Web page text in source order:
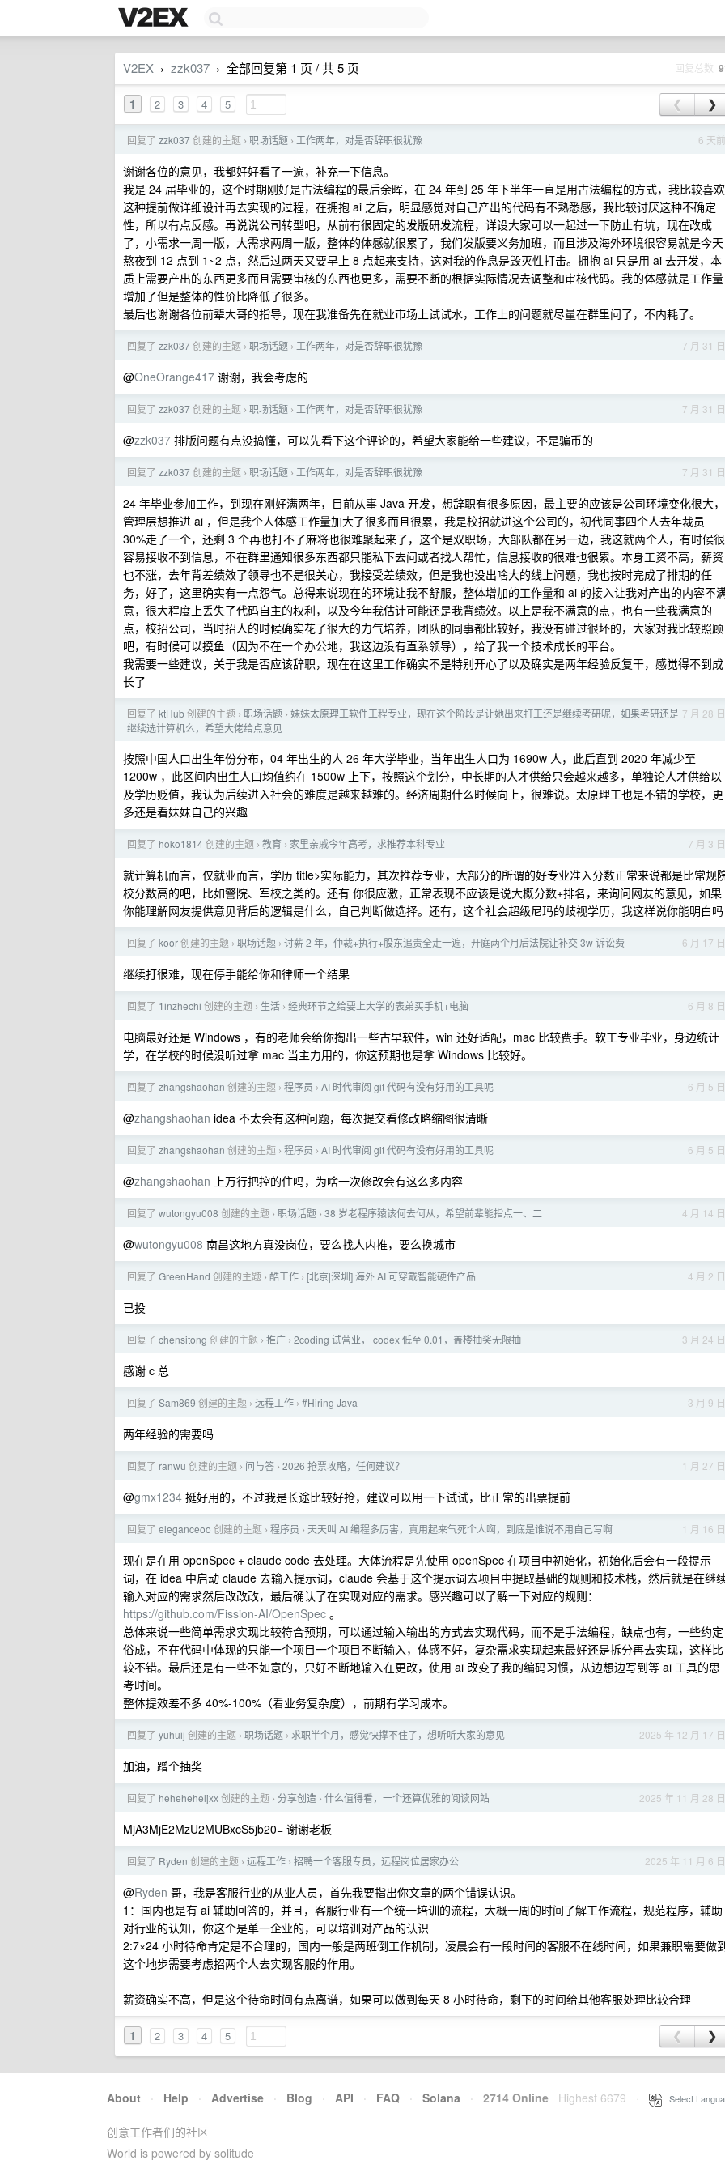
V2EX › zzk037 › 全部回复第 1 页 / 共 5 页 回复总数
1 2 3 4 5 ❮ ❯
6 天前
回复了 zzk037创建的主题 › 职场话题 › 工作两年，对是否辞职很犹豫
谢谢各位的意见，我都好好看了一遍，补充一下信息。
我是 24 届毕业的，这个时期刚好是古法编程的最后余晖，在 24 年到 25 年下半年一直是用古法编程的方式，我比较喜欢
这种提前做详细设计再去实现的过程，在拥抱 ai 之后，明显感觉对自己产出的代码有不熟悉感，我比较讨厌这种不确定
性，所以有点反感。再说说公司转型吧，从前有很固定的发版研发流程，详设大家可以一起过一下防止有坑，现在改成
了，小需求一周一版，大需求两周一版，整体的体感就很累了，我们发版要义务加班，而且涉及海外环境很容易就是今天
熬夜到 12 点到 1~2 点，然后过两天又要早上 8 点起来支持，这对我的作息是毁灭性打击。拥抱 ai 只是用 ai 去开发，本
质上需要产出的东西更多而且需要审核的东西也更多，需要不断的根据实际情况去调整和审核代码。我的体感就是工作量
增加了但是整体的性价比降低了很多。
最后也谢谢各位前辈大哥的指导，现在我准备先在就业市场上试试水，工作上的问题就尽量在群里问了，不内耗了。
7 月 31 日
回复了 zzk037创建的主题 › 职场话题 › 工作两年，对是否辞职很犹豫
@OneOrange417 谢谢，我会考虑的
7 月 31 日
回复了 zzk037创建的主题 › 职场话题 › 工作两年，对是否辞职很犹豫
@zzk037 排版问题有点没搞懂，可以先看下这个评论的，希望大家能给一些建议，不是骗币的
7 月 31 日
回复了 zzk037创建的主题 › 职场话题 › 工作两年，对是否辞职很犹豫
24 年毕业参加工作，到现在刚好满两年，目前从事 Java 开发，想辞职有很多原因，最主要的应该是公司环境变化很大，
管理层想推进 ai ，但是我个人体感工作量加大了很多而且很累，我是校招就进这个公司的，初代同事四个人去年裁员
30%走了一个，还剩 3 个再也打不了麻将也很难聚起来了，这个是双职场，大部队都在另一边，我这就两个人，有时候很
容易接收不到信息，不在群里通知很多东西都只能私下去问或者找人帮忙，信息接收的很难也很累。本身工资不高，薪资
也不涨，去年背差绩效了领导也不是很关心，我接受差绩效，但是我也没出啥大的线上问题，我也按时完成了排期的任
务，好了，这里确实有一点怨气。总得来说现在的环境让我不舒服，整体增加的工作量和 ai 的接入让我对产出的内容不
意，很大程度上丢失了代码自主的权利，以及今年我估计可能还是我背绩效。以上是我不满意的点，也有一些我满意的
点，校招公司，当时招人的时候确实花了很大的力气培养，团队的同事都比较好，我没有碰过很坏的，大家对我比较照顾
吧，有时候可以摸鱼（因为不在一个办公地，我这边没有直系领导），给了我一个技术成长的平台。
我需要一些建议，关于我是否应该辞职，现在在这里工作确实不是特别开心了以及确实是两年经验反复干，感觉得不到成
长了
7 月 28 日
回复了 ktHub创建的主题 › 职场话题 › 妹妹太原理工软件工程专业，现在这个阶段是让她出来打工还是继续考研呢，如果考研还是
继续选计算机么，希望大佬给点意见
按照中国人口出生年份分布，04 年出生的人 26 年大学毕业，当年出生人口为 1690w 人，此后直到 2020 年减少至
1200w ，此区间内出生人口均值约在 1500w 上下，按照这个划分，中长期的人才供给只会越来越多，单独论人才供给以
及学历贬值，我认为后续进入社会的难度是越来越难的。经济周期什么时候向上，很难说。太原理工也是不错的学校，更
多还是看妹妹自己的兴趣
7 月 3 日
回复了 hoko1814创建的主题 › 教育 › 家里亲戚今年高考，求推荐本科专业
就计算机而言，仅就业而言，学历 title>实际能力，其次推荐专业，大部分的所谓的好专业准入分数正常来说都是比常规
校分数高的吧，比如警院、军校之类的。还有 你很应激，正常表现不应该是说大概分数+排名，来询问网友的意见，如果
你能理解网友提供意见背后的逻辑是什么，自己判断做选择。还有，这个社会超级尼玛的歧视学历，我这样说你能明白吗
6 月 17 日
回复了 koor创建的主题 › 职场话题 › 讨薪 2 年，仲裁+执行+股东追责全走一遍，开庭两个月后法院让补交 3w 诉讼费
继续打很难，现在停手能给你和律师一个结果
6 月 8 日
回复了 1inzhechi 创建的主题 › 生活 › 经典环节之给要上大学的表弟买手机+电脑
电脑最好还是 Windows ，有的老师会给你掏出一些古早软件，win 还好适配，mac 比较费手。软工专业毕业，身边统计
学，在学校的时候没听过拿 mac 当主力用的，你这预期也是拿 Windows 比较好。
6 月 5 日
回复了 zhangshaohan 创建的主题 › 程序员 › AI 时代审阅 git 代码有没有好用的工具呢
@zhangshaohan idea 不太会有这种问题，每次提交看修改略缩图很清晰
6 月 5 日
回复了 zhangshaohan 创建的主题 › 程序员 › AI 时代审阅 git 代码有没有好用的工具呢
@zhangshaohan 上万行把控的住吗，为啥一次修改会有这么多内容
4 月 14 日
回复了 wutongyu008 创建的主题 › 职场话题 › 38 岁老程序猿该何去何从，希望前辈能指点一、二
@wutongyu008 南昌这地方真没岗位，要么找人内推，要么换城市
4 月 2 日
回复了 GreenHand 创建的主题 › 酷工作 › [北京|深圳] 海外 AI 可穿戴智能硬件产品
已投
3 月 24 日
回复了 chensitong 创建的主题 › 推广 › 2coding 试营业， codex 低至 0.01，盖楼抽奖无限抽
感谢 c 总
3 月 9 日
回复了 Sam869 创建的主题 › 远程工作 › #Hiring Java
两年经验的需要吗
1 月 27 日
回复了 ranwu 创建的主题 › 问与答 › 2026 抢票攻略，任何建议？
@gmx1234 挺好用的，不过我是长途比较好抢，建议可以用一下试试，比正常的出票提前
1 月 16 日
回复了 eleganceoo 创建的主题 › 程序员 › 天天叫 AI 编程多厉害，真用起来气死个人啊，到底是谁说不用自己写啊
现在是在用 openSpec + claude code 去处理。大体流程是先使用 openSpec 在项目中初始化，初始化后会有一段提示
词，在 idea 中启动 claude 去输入提示词，claude 会基于这个提示词去项目中提取基础的规则和技术栈，然后就是在继
输入对应的需求然后改改改，最后确认了在实现对应的需求。感兴趣可以了解一下对应的规则：
https://github.com/Fission-AI/OpenSpec 。
总体来说一些简单需求实现比较符合预期，可以通过输入输出的方式去实现代码，而不是手法编程，缺点也有，一些约定
俗成，不在代码中体现的只能一个项目一个项目不断输入，体感不好，复杂需求实现起来最好还是拆分再去实现，这样比
较不错。最后还是有一些不如意的，只好不断地输入在更改，使用 ai 改变了我的编码习惯，从边想边写到等 ai 工具的思
考时间。
整体提效差不多 40%-100%（看业务复杂度），前期有学习成本。
2025 年 12 月 17 日
回复了 yuhuij 创建的主题 › 职场话题 › 求职半个月，感觉快撑不住了，想听听大家的意见
加油，蹭个抽奖
2025 年 11 月 28 日
回复了 heheheheljxx创建的主题 › 分享创造 › 什么值得看，一个还算优雅的阅读网站
MjA3MjE2MzU2MUBxcS5jb20= 谢谢老板
2025 年 11 月 6 日
回复了 Ryden 创建的主题 › 远程工作 › 招聘一个客服专员，远程岗位居家办公
@Ryden 哥，我是客服行业的从业人员，首先我要指出你文章的两个错误认识。
1：国内也是有 ai 辅助回答的，并且，客服行业有一个统一培训的流程，大概一周的时间了解工作流程，规范程序，辅助
对行业的认知，你这个是单一企业的，可以培训对产品的认识
2:7×24 小时待命肯定是不合理的，国内一般是两班倒工作机制，凌晨会有一段时间的客服不在线时间，如果兼职需要做
这个地步需要考虑招两个人去实现客服的作用。
薪资确实不高，但是这个待命时间有点离谱，如果可以做到每天 8 小时待命，剩下的时间给其他客服处理比较合理
1 2 3 4 5 ❮ ❯
About · Help · Advertise · Blog · API · FAQ · Solana · 2714 Online Highest 6679 Select
创意工作者们的社区
World is powered by solitude